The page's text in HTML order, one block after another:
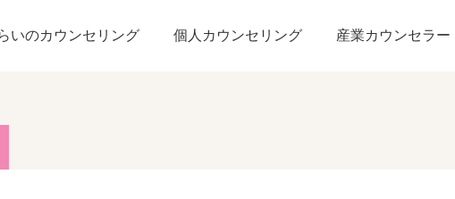
いのカウンセリング 個人カウンセリング 産業カウンセラー
幸せの道はいつくるのでしょう②